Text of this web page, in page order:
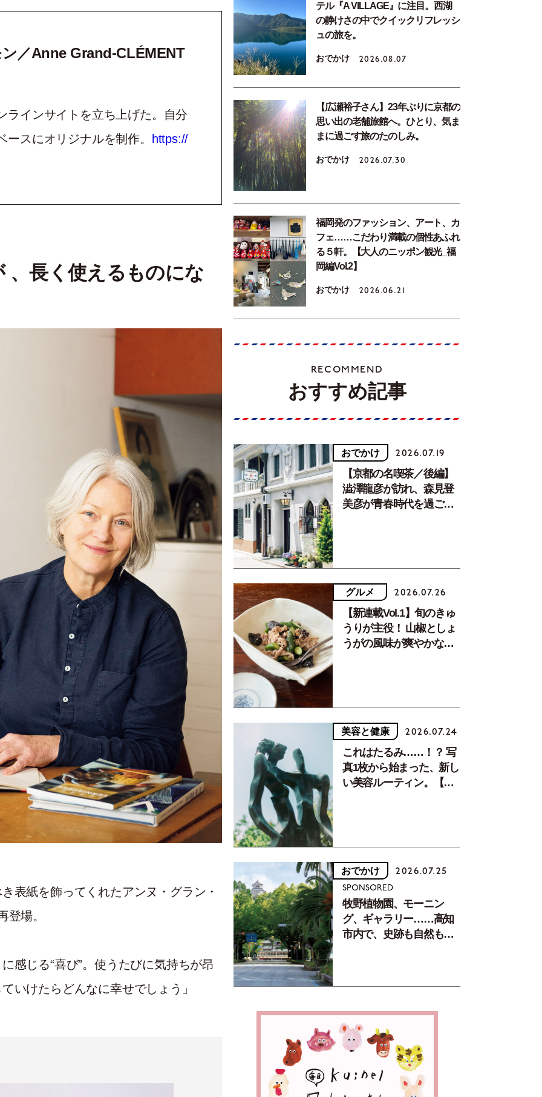
／Anne Grand-CLÉMENT
ラインサイトを立ち上げた。自分
スにオリジナルを制作。
https://
、長く使えるものにな
表紙を飾ってくれたアンヌ・グラン・
登場。
感じる“喜び”。使うたびに気持ちが昂
いけたらどんなに幸せでしょう」
テル『A VILLAGE』に注目。西湖
の静けさの中でクイックリフレッシ
ュの旅を。
おでかけ 2026.08.07
【広瀬裕子さん】23年ぶりに京都の
思い出の老舗旅館へ。ひとり、気ま
まに過ごす旅のたのしみ。
おでかけ 2026.07.30
福岡発のファッション、アート、カ
フェ……こだわり満載の個性あふれ
る５軒。【大人のニッポン観光_福
岡編Vol.2】
おでかけ 2026.06.21
RECOMMEND
おすすめ記事
おでかけ 2026.07.19
【京都の名喫茶／後編】
澁澤龍彦が訪れ、森見登
美彦が青春時代を過ごし
グルメ 2026.07.26
【新連載Vol.1】旬のきゅ
うりが主役！ 山椒としょ
うがの風味が爽やかな、
美容と健康 2026.07.24
これはたるみ……！？ 写
真1枚から始まった、新し
い美容ルーティン。【中
おでかけ 2026.07.25
SPONSORED
牧野植物園、モーニン
グ、ギャラリー……高知
市内で、史跡も自然もグ